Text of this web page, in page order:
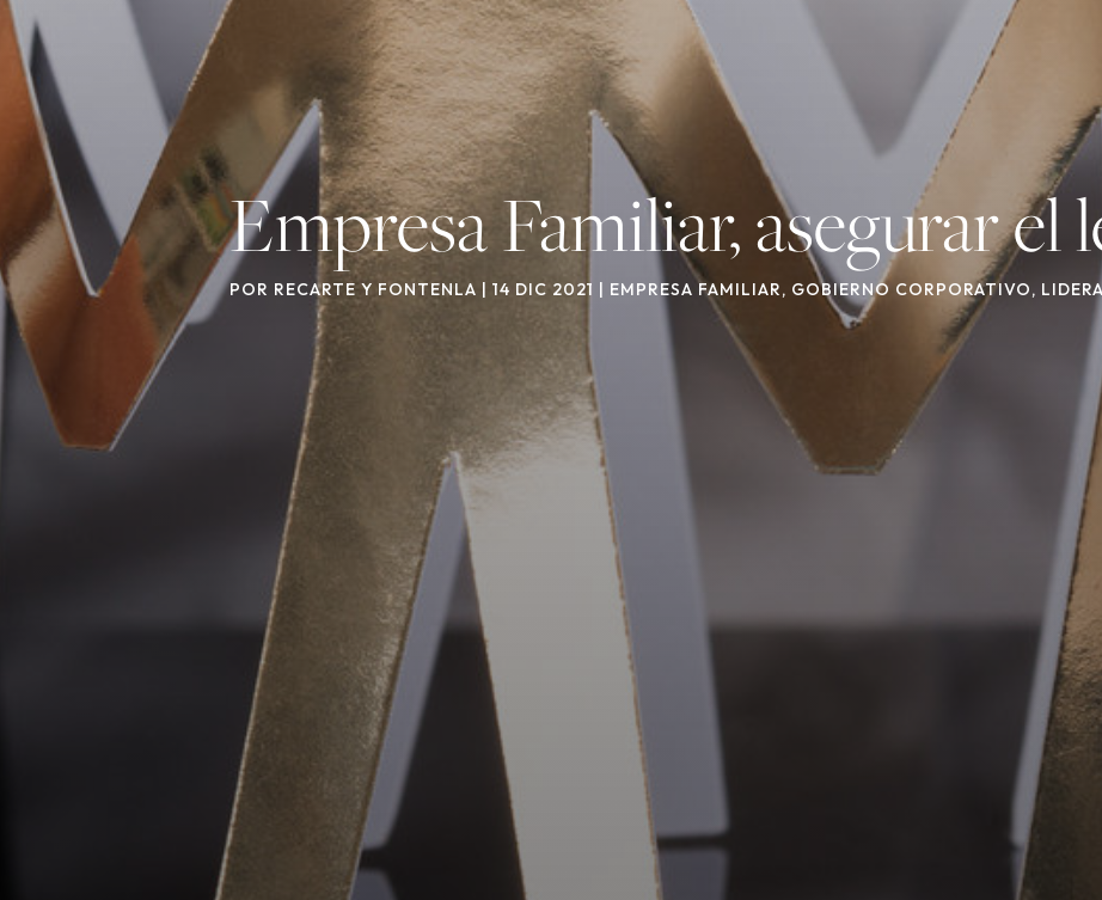
Empresa Familiar, asegurar el
POR RECARTE Y FONTENLA | 14 DIC 2021 | EMPRESA FAMILIAR, GOBIERNO CORPORATIVO,